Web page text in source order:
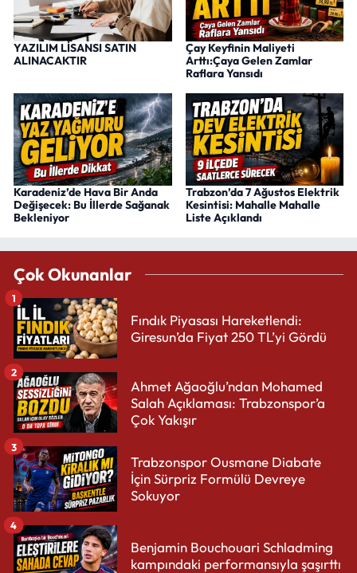
YAZILIM LİSANSI SATIN
ALINACAKTIR
Çay Keyfinin Maliyeti
Arttı:Çaya Gelen Zamlar
Raflara Yansıdı
Karadeniz’de Hava Bir Anda
Değişecek: Bu İllerde Sağanak
Bekleniyor
Trabzon’da 7 Ağustos Elektrik
Kesintisi: Mahalle Mahalle
Liste Açıklandı
Çok Okunanlar
Fındık Piyasası Hareketlendi:
Giresun’da Fiyat 250 TL’yi Gördü
1
Ahmet Ağaoğlu’ndan Mohamed
Salah Açıklaması: Trabzonspor’a
Çok Yakışır
2
Trabzonspor Ousmane Diabate
İçin Sürpriz Formülü Devreye
Sokuyor
3
Benjamin Bouchouari Schladming
kampındaki performansıyla şaşırttı
4